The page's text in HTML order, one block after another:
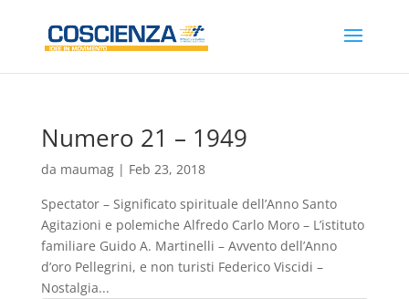
Numero 21 – 1949
da maumag| Feb 23, 2018
Spectator – Significato spirituale dell’Anno Santo
Agitazioni e polemiche Alfredo Carlo Moro – L’istituto
familiare Guido A. Martinelli – Avvento dell’Anno
d’oro Pellegrini, e non turisti Federico Viscidi –
Nostalgia...